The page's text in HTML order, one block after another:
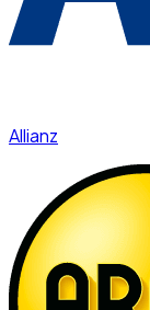
Allianz